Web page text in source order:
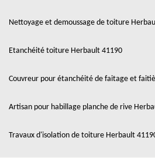
Nettoyage et demoussage de toiture
Etanchéité toiture Herbault 41190
Couvreur pour étanchéité de faitage et
Artisan pour habillage planche de rive
Travaux d'isolation de toiture Herbault